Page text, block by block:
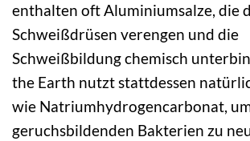
enthalten oft Aluminiumsalze, die
Schweißdrüsen verengen und die
Schweißbildung chemisch
the Earth nutzt stattdessen
wie Natriumhydrogencarbonat,
geruchsbildenden Bakterien zu